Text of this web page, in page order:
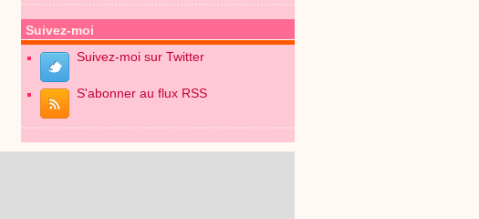
Suivez-moi
Suivez-moi sur Twitter
S'abonner au flux RSS